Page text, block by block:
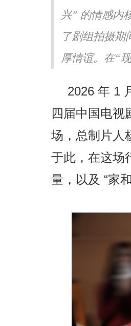
兴” 的情感内
了剧组拍摄期
厚情谊。在“
2026 年 1
四届中国电视
场，总制片人
于此，在这场
量，以及 “家